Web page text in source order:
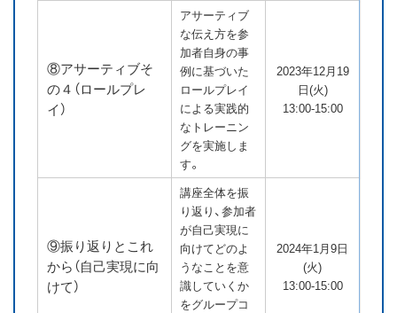
⑧アサーティブそ
の４（ロールプレ
イ）
アサーティブ
な伝え方を参
加者自身の事
例に基づいた
ロールプレイ
による実践的
なトレーニン
グを実施しま
す。
2023年12月19
日(火)
13:00-15:00
⑨振り返りとこれ
から（自己実現に向
けて）
講座全体を振
り返り、参加者
が自己実現に
向けてどのよ
うなことを意
識していくか
をグループコ
2024年1月9日
(火)
13:00-15:00